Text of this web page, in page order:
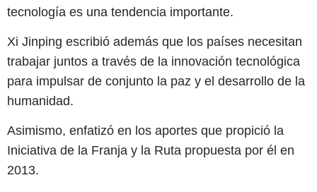
tecnología es una tendencia importante.
Xi Jinping escribió además que los países necesitan
trabajar juntos a través de la innovación tecnológica
para impulsar de conjunto la paz y el desarrollo de la
humanidad.
Asimismo, enfatizó en los aportes que propició la
Iniciativa de la Franja y la Ruta propuesta por él en
2013.